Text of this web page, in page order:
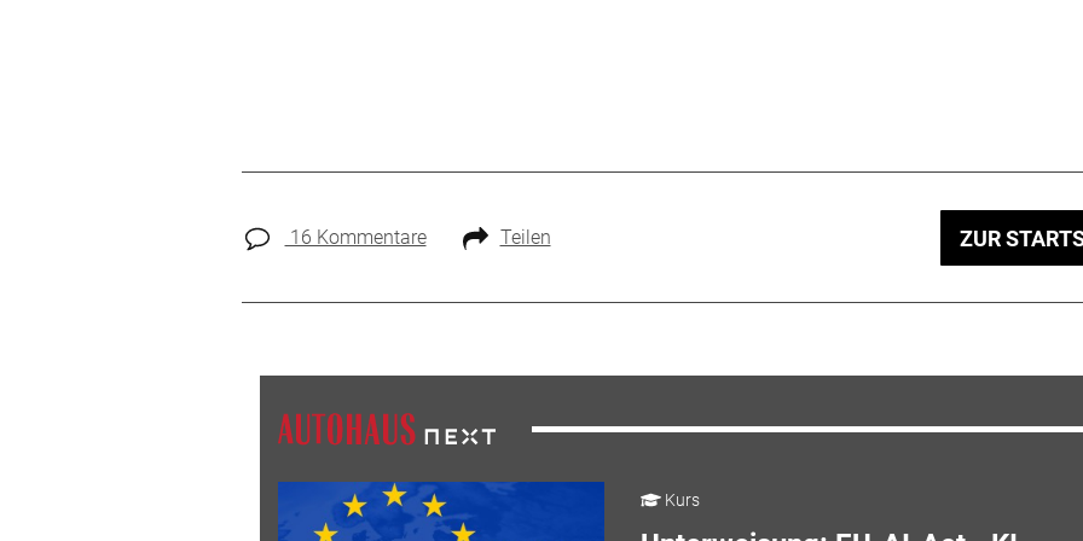
16 Kommentare Teilen ZUR
Kurs